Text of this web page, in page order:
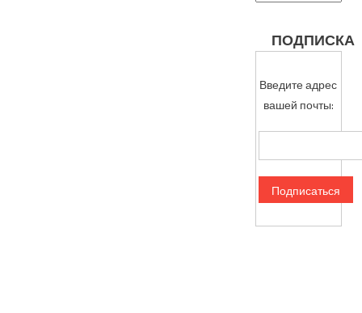
ПОДПИСКА
Введите адрес
вашей почты: